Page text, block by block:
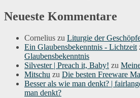
Neueste Kommentare
Cornelius zu Liturgie der
Ein Glaubensbekenntnis - Lichtzeit
Glaubensbekenntnis
Silvester | Preach it, Baby! zu
Mitschu zu Die besten Freeware
Besser als wie man denkt? |
man denkt?